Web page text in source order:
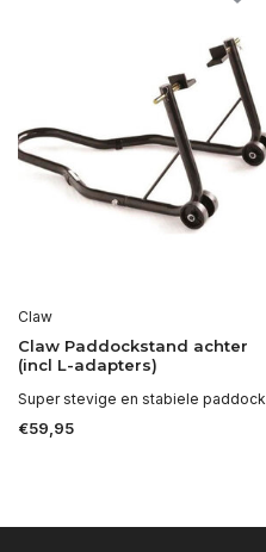
Claw
Claw Paddockstand achter
(incl L-adapters)
Super stevige en stabiele paddock
€59,95